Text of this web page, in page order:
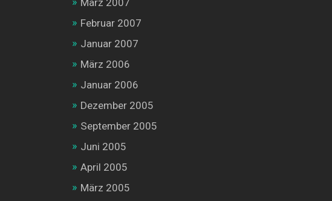
Februar 2007
Januar 2007
März 2006
Januar 2006
Dezember 2005
September 2005
Juni 2005
April 2005
März 2005